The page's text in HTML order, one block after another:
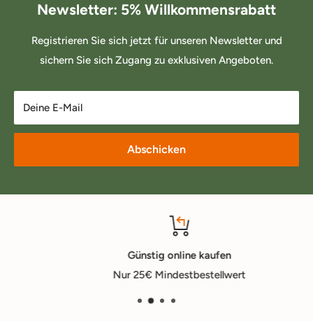
Newsletter: 5% Willkommensrabatt
Registrieren Sie sich jetzt für unseren Newsletter und
sichern Sie sich Zugang zu exklusiven Angeboten.
Deine E-Mail
Abschicken
Günstig online kaufen
Nur 25€ Mindestbestellwert